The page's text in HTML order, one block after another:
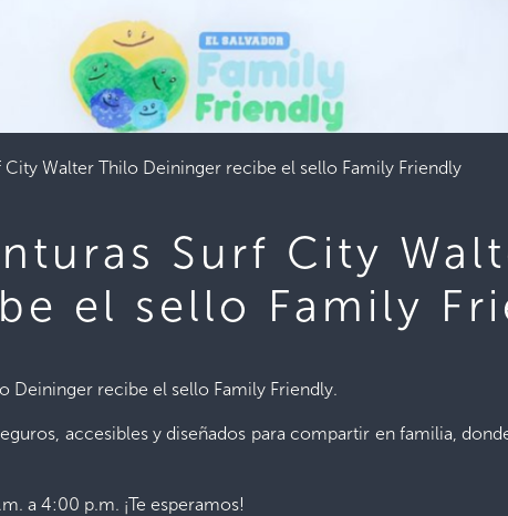
City Walter Thilo Deininger recibe el sello Family Friendly
Surf City
el sello Family
Deininger recibe el sello Family Friendly.
accesibles y diseñados para compartir en familia,
a 4:00 p.m. ¡Te esperamos!